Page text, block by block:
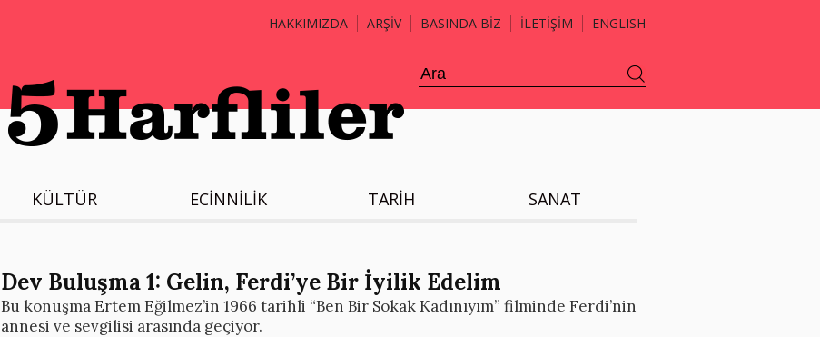
HAKKIMIZDA ARŞİV BASINDA BİZ İLETİŞİM ENGLISH
KÜLTÜR ECİNNİLİK TARİH SANAT
Dev Buluşma 1: Gelin, Ferdi’ye Bir İyilik Edelim
Bu konuşma Ertem Eğilmez’in 1966 tarihli “Ben Bir Sokak Kadınıyım” filminde Ferdi’nin
annesi ve sevgilisi arasında geçiyor.